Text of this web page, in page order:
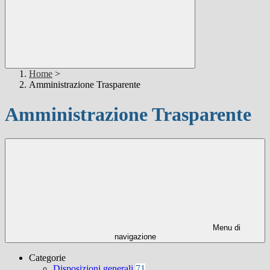
Home >
Amministrazione Trasparente
Amministrazione Trasparente
Menu di
navigazione
Categorie